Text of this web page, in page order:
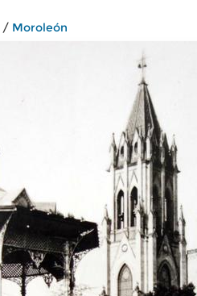
/ Moroleón